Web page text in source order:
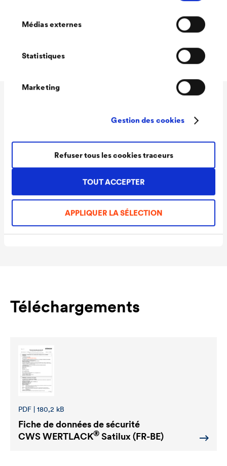
Sélectionnez les cookies que vous souhaitez
Médias externes
Statistiques
Marketing
Gestion des cookies
TOUT ACCEPTER
APPLIQUER LA SÉLECTION
Refuser tous les cookies traceurs
Faible d’odeur
90 - 110 ml/m²
Teintes
Blanc
Ready
1,0 L / 2,5 L
MIX
Téléchargements
PDF | 180,2 kB
Fiche de données de sécurité
CWS WERTLACK® Satilux (FR-BE)